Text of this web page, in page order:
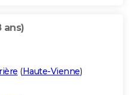
ans)
(Haute-Vienne)